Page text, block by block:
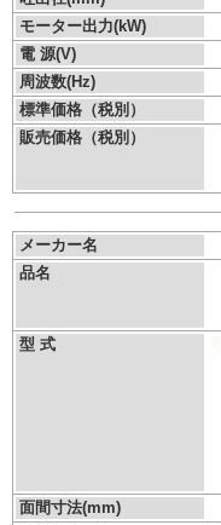
モーター出力(kW)
電 源(V)
周波数(Hz)
標準価格（税別）
販売価格（税別）
メーカー名
品名
型 式
面間寸法(mm)